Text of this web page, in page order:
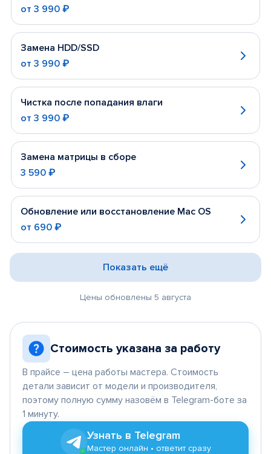
от 3 990 ₽
Замена HDD/SSD
от 3 990 ₽
Чистка после попадания влаги
от 3 990 ₽
Замена матрицы в сборе
3 590 ₽
Обновление или восстановление Mac OS
от 690 ₽
Цены обновлены 5 августа
Показать ещё
Стоимость указана за работу
В прайсе – цена работы мастера. Стоимость
детали зависит от модели и производителя,
поэтому полную сумму назовём в Telegram-боте за
1 минуту.
Узнать в Telegram
Мастер онлайн • ответит сразу